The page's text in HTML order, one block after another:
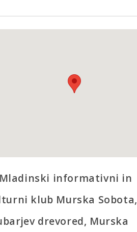
Mladinski informativni in
klub Murska Sobota,
drevored, Murska